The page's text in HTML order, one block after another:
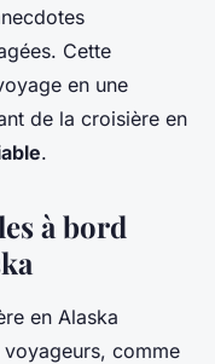
Cette
en une
de la croisière en
.
à bord
en Alaska
comme